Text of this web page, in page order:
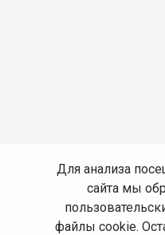
Для анализа
сайта мы
файлы cookie.